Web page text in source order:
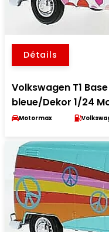
Détails
Volkswagen T1
bleue/Dekor 1/24
Motormax